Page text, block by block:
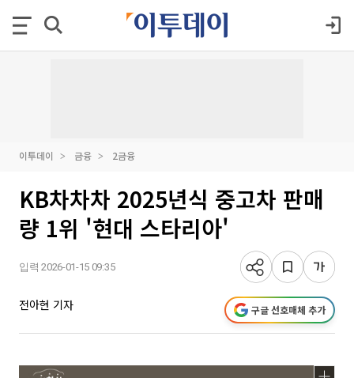
이투데이 금융 2금융
KB차차차 2025년식 중고차 판매
량 1위 '현대 스타리아'
입력 2026-01-15 09:35
전아현 기자 구글 선호매체 추가